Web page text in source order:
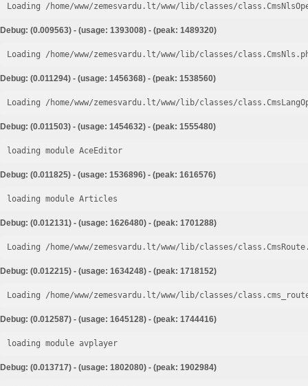
Loading /home/www/zemesvardu.lt/www/lib/classes/
Debug: (0.009563) - (usage: 1393008) - (peak: 1489320)
Loading /home/www/zemesvardu.lt/www/lib/classes/
Debug: (0.011294) - (usage: 1456368) - (peak: 1538560)
Loading /home/www/zemesvardu.lt/www/lib/classes/
Debug: (0.011503) - (usage: 1454632) - (peak: 1555480)
loading module AceEditor
Debug: (0.011825) - (usage: 1536896) - (peak: 1616576)
loading module Articles
Debug: (0.012131) - (usage: 1626480) - (peak: 1701288)
Loading /home/www/zemesvardu.lt/www/lib/classes/
Debug: (0.012215) - (usage: 1634248) - (peak: 1718152)
Loading /home/www/zemesvardu.lt/www/lib/classes/
Debug: (0.012587) - (usage: 1645128) - (peak: 1744416)
loading module avplayer
Debug: (0.013717) - (usage: 1802080) - (peak: 1902984)